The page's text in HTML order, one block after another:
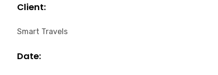
Client:
Smart Travels
Date: